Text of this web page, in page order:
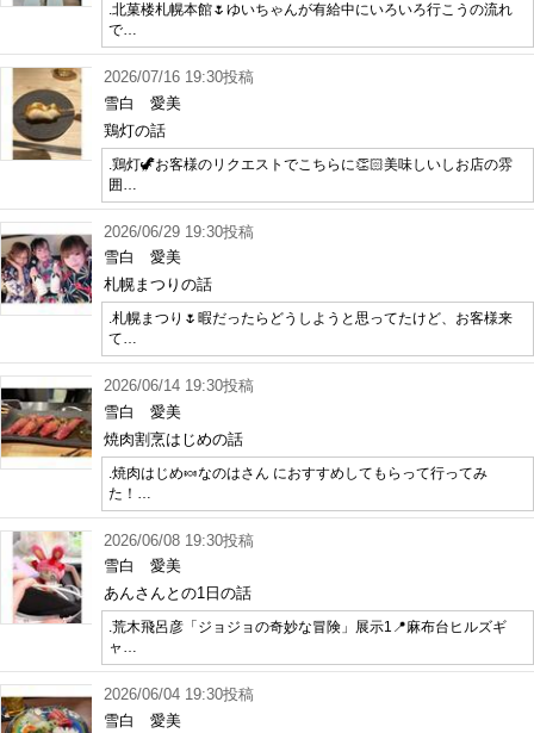
.北菓楼札幌本館🌷ゆいちゃんが有給中にいろいろ行こうの流れ
で…
2026/07/16 19:30投稿
雪白 愛美
鶏灯の話
.鶏灯🦖お客様のリクエストでこちらに👏🏻美味しいしお店の雰
囲…
2026/06/29 19:30投稿
雪白 愛美
札幌まつりの話
.札幌まつり🌷暇だったらどうしようと思ってたけど、お客様来
て…
2026/06/14 19:30投稿
雪白 愛美
焼肉割烹はじめの話
.焼肉はじめ🍬なのはさん におすすめしてもらって行ってみ
た！…
2026/06/08 19:30投稿
雪白 愛美
あんさんとの1日の話
.荒木飛呂彦「ジョジョの奇妙な冒険」展示1📍麻布台ヒルズギ
ャ…
2026/06/04 19:30投稿
雪白 愛美